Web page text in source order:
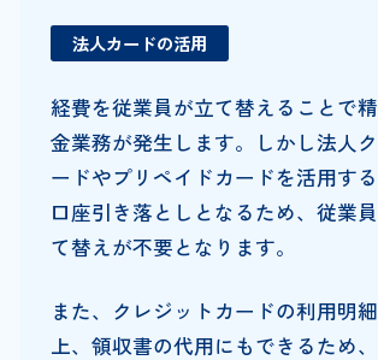
法人カードの活用
経費を従業員が立て替えることで
金業務が発生します。しかし法人
ードやプリペイドカードを活用す
口座引き落としとなるため、従業
て替えが不要となります。
また、クレジットカードの利用明
上、領収書の代用にもできるため